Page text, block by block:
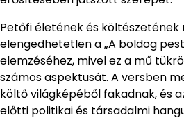
Petőfi életének és
elengedhetetlen a „A boldog
elemzéséhez, mivel ez a mű
számos aspektusát. A versben
költő világképéből fakadnak, és
előtti politikai és társadalmi